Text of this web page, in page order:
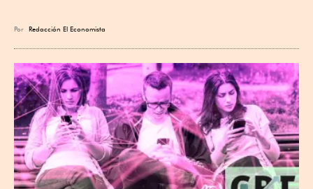
Por Redacción El Economista